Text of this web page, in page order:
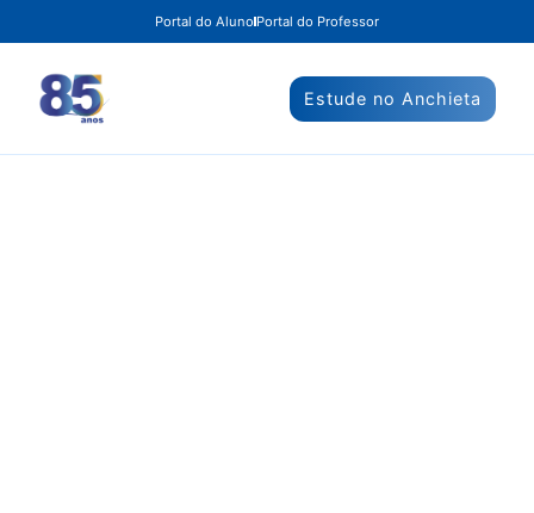
Portal do Aluno Portal do Professor
Estude no Anchieta